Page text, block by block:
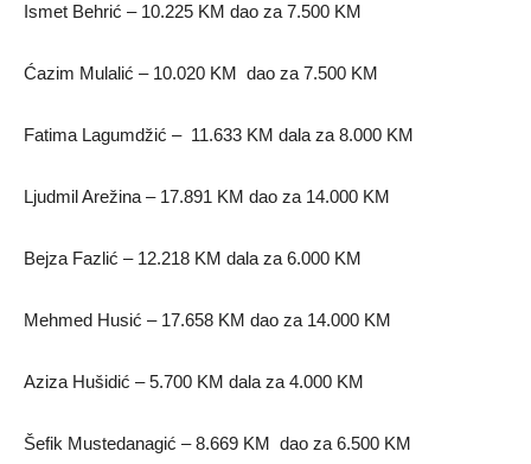
Ismet Behrić – 10.225 KM dao za 7.500 KM
Ćazim Mulalić – 10.020 KM dao za 7.500 KM
Fatima Lagumdžić – 11.633 KM dala za 8.000 KM
Ljudmil Arežina – 17.891 KM dao za 14.000 KM
Bejza Fazlić – 12.218 KM dala za 6.000 KM
Mehmed Husić – 17.658 KM dao za 14.000 KM
Aziza Hušidić – 5.700 KM dala za 4.000 KM
Šefik Mustedanagić – 8.669 KM dao za 6.500 KM